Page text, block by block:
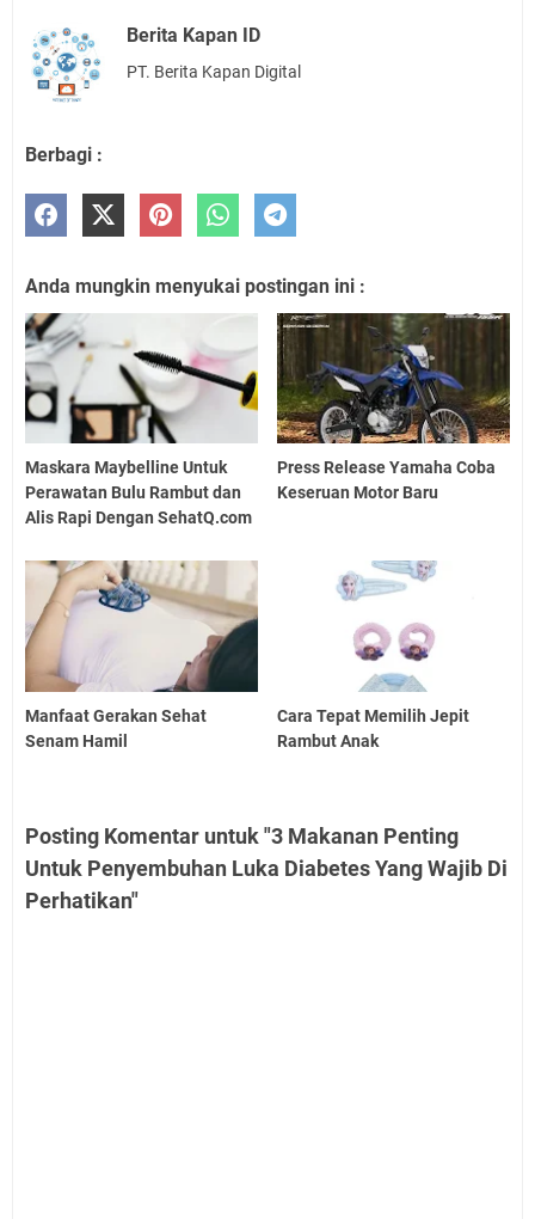
Berita Kapan ID
PT. Berita Kapan Digital
Berbagi :
Anda mungkin menyukai postingan ini :
Maskara Maybelline Untuk
Perawatan Bulu Rambut dan
Alis Rapi Dengan SehatQ.com
Press Release Yamaha Coba
Keseruan Motor Baru
Manfaat Gerakan Sehat
Senam Hamil
Cara Tepat Memilih Jepit
Rambut Anak
Posting Komentar untuk "3 Makanan Penting
Untuk Penyembuhan Luka Diabetes Yang Wajib Di
Perhatikan"